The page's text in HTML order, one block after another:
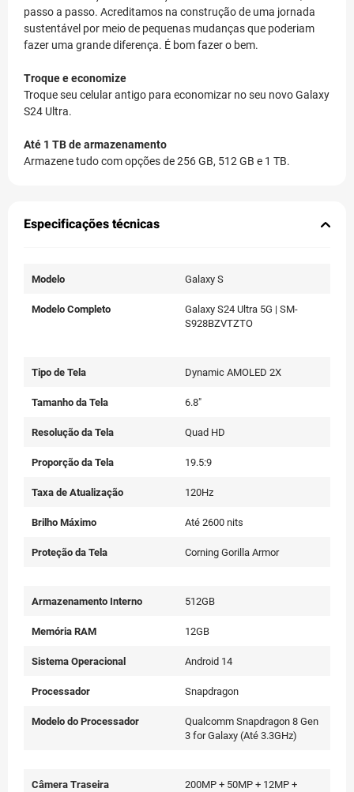
passo a passo. Acreditamos na construção de uma jornada
sustentável por meio de pequenas mudanças que poderiam
fazer uma grande diferença. É bom fazer o bem.
Troque e economize
Troque seu celular antigo para economizar no seu novo Galaxy
S24 Ultra.
Até 1 TB de armazenamento
Armazene tudo com opções de 256 GB, 512 GB e 1 TB.
Especificações técnicas
Modelo Galaxy S
Modelo Completo
Galaxy S24 Ultra 5G | SM-
S928BZVTZTO
Tipo de Tela Dynamic AMOLED 2X
Tamanho da Tela 6.8"
Resolução da Tela Quad HD
Proporção da Tela 19.5:9
Taxa de Atualização 120Hz
Brilho Máximo Até 2600 nits
Proteção da Tela Corning Gorilla Armor
Armazenamento Interno 512GB
Memória RAM 12GB
Sistema Operacional Android 14
Processador Snapdragon
Modelo do Processador
Qualcomm Snapdragon 8 Gen
3 for Galaxy (Até 3.3GHz)
Câmera Traseira
200MP + 50MP + 12MP +